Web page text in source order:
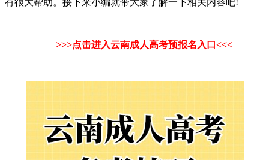
有很大帮助。接下来小编就带大家了解一下相关内容吧!
>>>点击进入云南成人高考预报名入口 <<<